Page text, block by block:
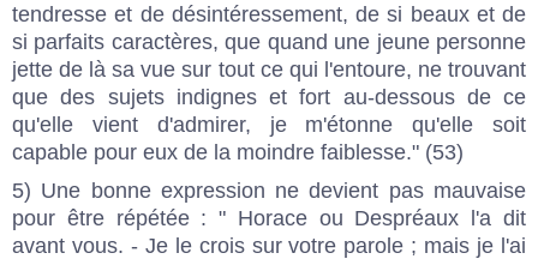
tendresse et de désintéressement, de si beaux et de
si parfaits caractères, que quand une jeune personne
jette de là sa vue sur tout ce qui l'entoure, ne trouvant
que des sujets indignes et fort au-dessous de ce
qu'elle vient d'admirer, je m'étonne qu'elle soit
capable pour eux de la moindre faiblesse." (53)
5) Une bonne expression ne devient pas mauvaise
pour être répétée : " Horace ou Despréaux l'a dit
avant vous. - Je le crois sur votre parole ; mais je l'ai